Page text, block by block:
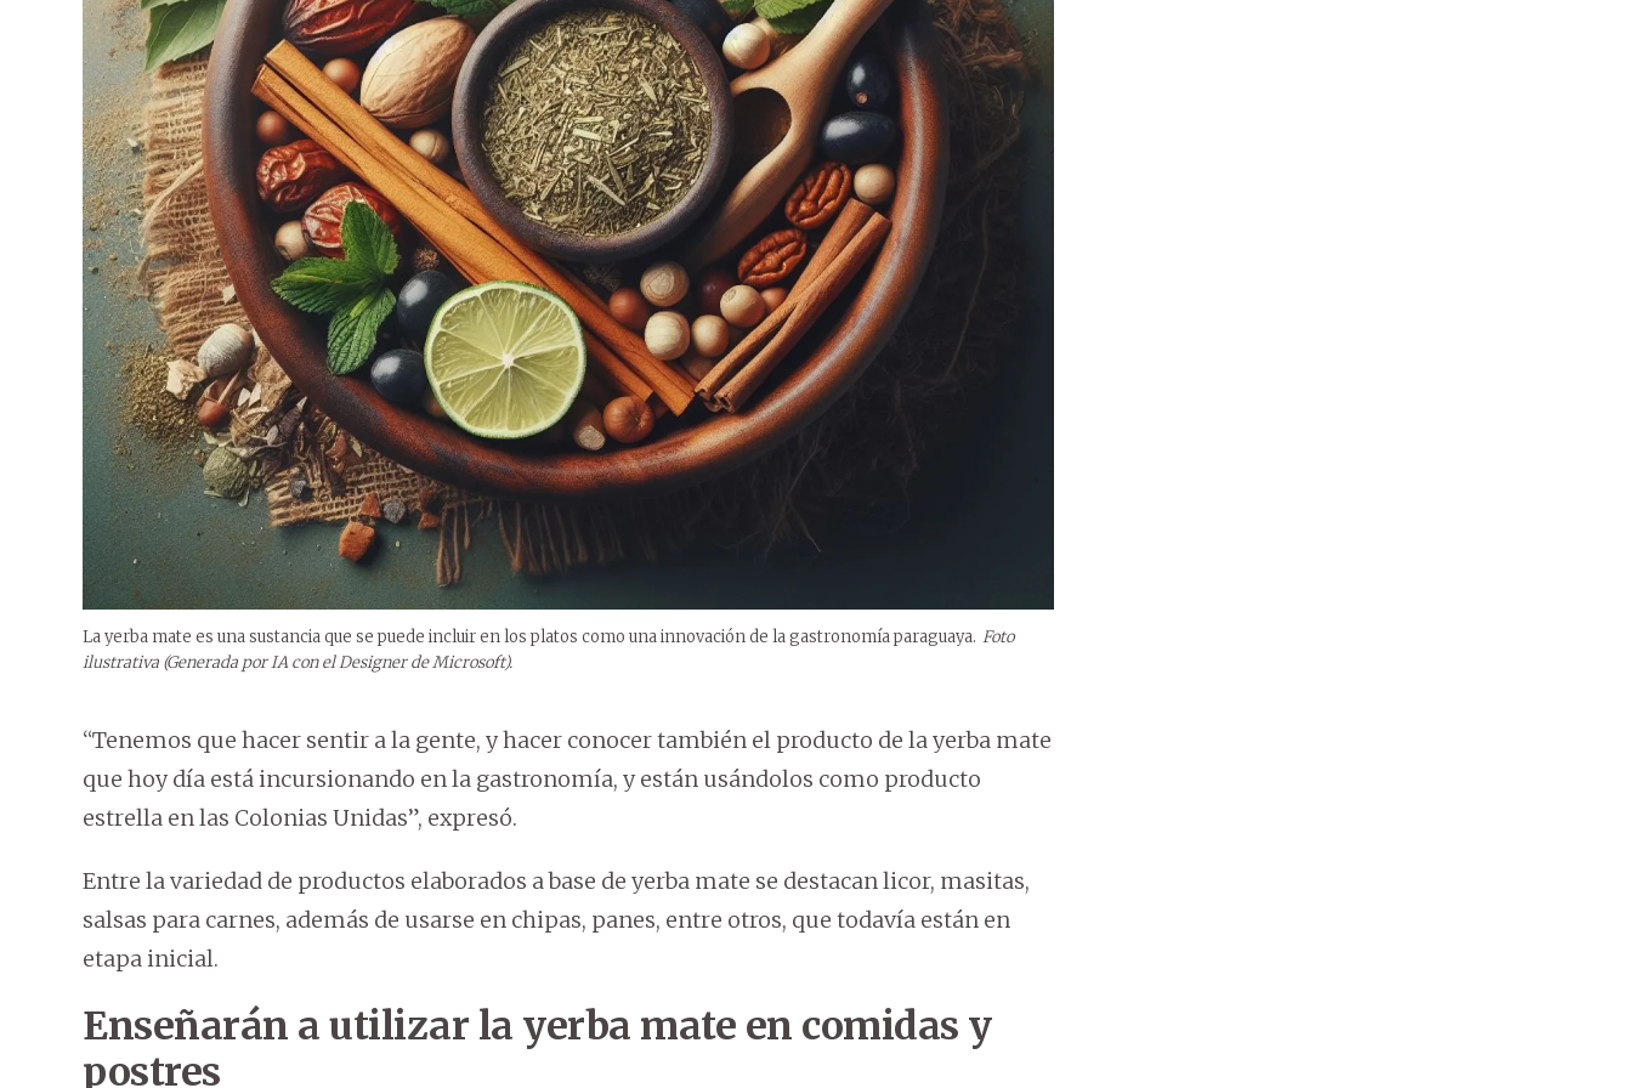
La yerba mate es una sustancia que se puede incluir en los platos como una innovación de la gastronomía paraguaya. Foto
ilustrativa (Generada por IA con el Designer de Microsoft).
“Tenemos que hacer sentir a la gente, y hacer conocer también el producto de la yerba mate
que hoy día está incursionando en la gastronomía, y están usándolos como producto
estrella en las Colonias Unidas”, expresó.
Entre la variedad de productos elaborados a base de yerba mate se destacan licor, masitas,
salsas para carnes, además de usarse en chipas, panes, entre otros, que todavía están en
etapa inicial.
Enseñarán a utilizar la yerba mate en comidas y
postres